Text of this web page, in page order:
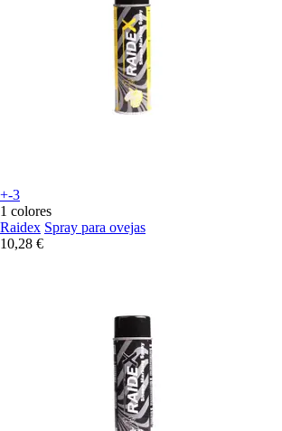
+-3
1 colores
Raidex Spray para ovejas
10,28 €